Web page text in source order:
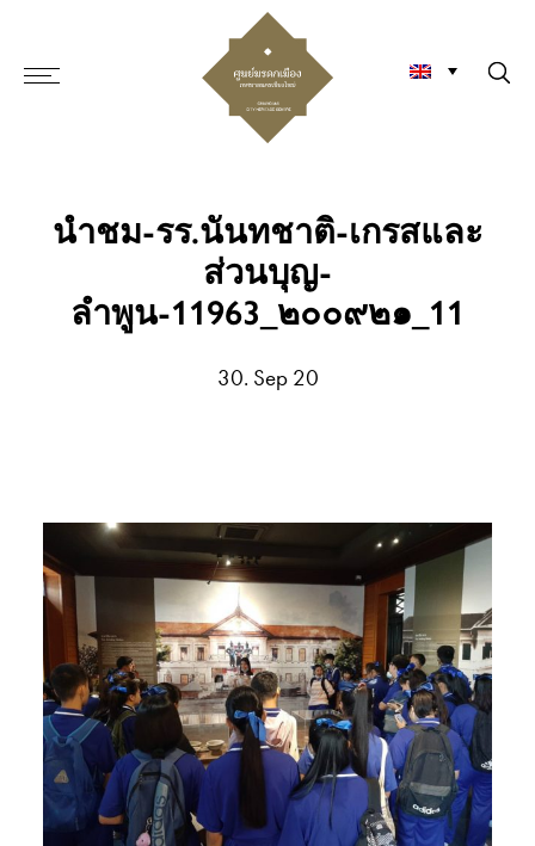
นำชม-รร.นันทชาติ-เกรสและ
ส่วนบุญ-
ลำพูน-11963_๒๐๐๙๒๑_11
30. Sep 20